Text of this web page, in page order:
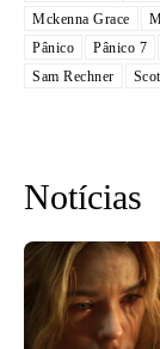
Mckenna Grace
Pânico
Pânico 7
Sam Rechner
Notícias